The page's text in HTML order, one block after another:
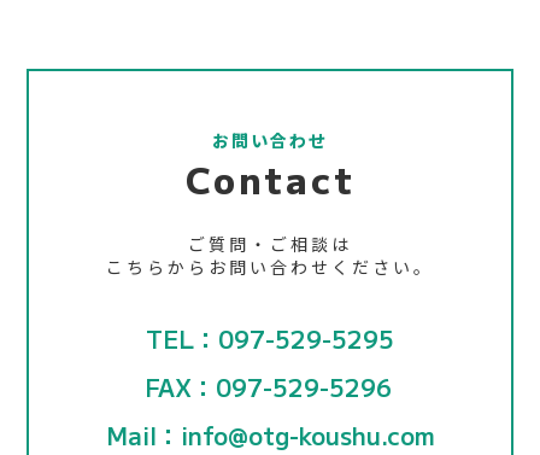
お問い合わせ
Contact
ご質問・ご相談は
こちらからお問い合わせください。
TEL：097-529-5295
FAX：097-529-5296
Mail：info@otg-koushu.com